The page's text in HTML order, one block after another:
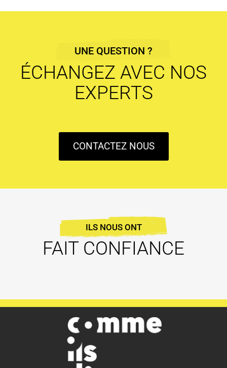
UNE QUESTION ?
ÉCHANGEZ AVEC NOS
EXPERTS
CONTACTEZ NOUS
ILS NOUS ONT
FAIT CONFIANCE